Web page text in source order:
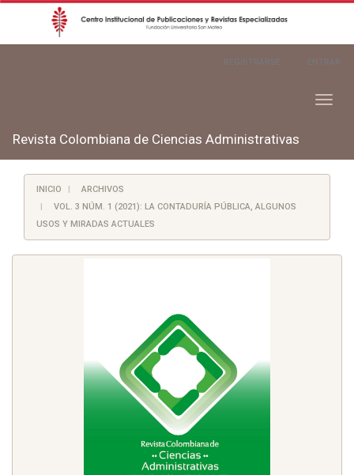
Toggle
Revista Colombiana de Ciencias Administrativas
INICIO
ARCHIVOS
VOL. 3 NÚM. 1 (2021): LA CONTADURÍA PÚBLICA, ALGUNOS
USOS Y MIRADAS ACTUALES